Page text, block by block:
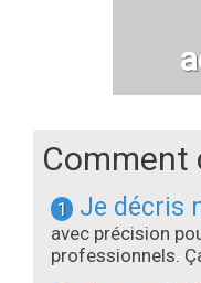
Comment
1 Je décris
avec précision
professionnels.